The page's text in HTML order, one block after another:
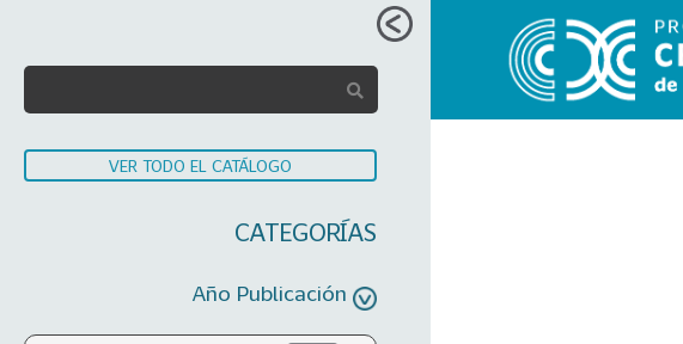
VER TODO EL CATÁLOGO
CATEGORÍAS
Año Publicación